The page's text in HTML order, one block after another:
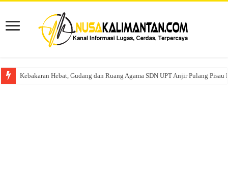
Kebakaran Hebat, Gudang dan Ruang Agama SDN UPT Anjir Pulang